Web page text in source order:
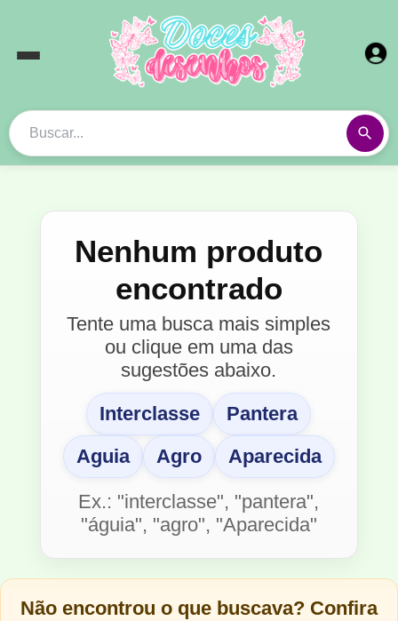
Nenhum produto
encontrado
Tente uma busca mais simples
ou clique em uma das
sugestões abaixo.
Interclasse
Pantera
Aguia
Agro Aparecida
Ex.: "interclasse", "pantera",
"águia", "agro", "Aparecida"
Não encontrou o que buscava? Confira